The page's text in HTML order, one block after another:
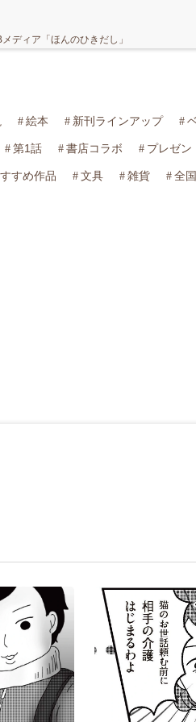
ディア「ほんのひきだし」
絵本 新刊ラインアップ
第1話 書店コラボ プレゼン
すめ作品 文具 雑貨 全